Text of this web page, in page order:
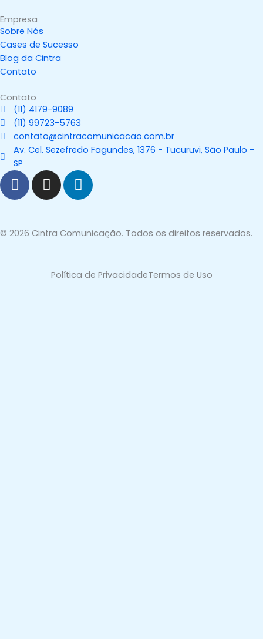
Empresa
Sobre Nós
Cases de Sucesso
Blog da Cintra
Contato
Contato
(11) 4179-9089
(11) 99723-5763
contato@cintracomunicacao.com.br
Av. Cel. Sezefredo Fagundes, 1376 - Tucuruvi, São Paulo -
SP
F
a
c
b
I
n
s
a
a
L
i
n
e
n
© 2026 Cintra Comunicação. Todos os direitos reservados.
Política de PrivacidadeTermos de Uso